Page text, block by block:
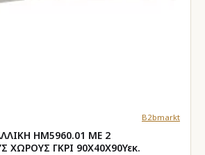
B2bmarkt
HM5960.01 ΜΕ 2
ΧΩΡΟΥΣ ΓΚΡΙ 90Χ40Χ90Υεκ.